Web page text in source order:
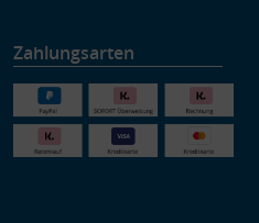
Zahlungsarten